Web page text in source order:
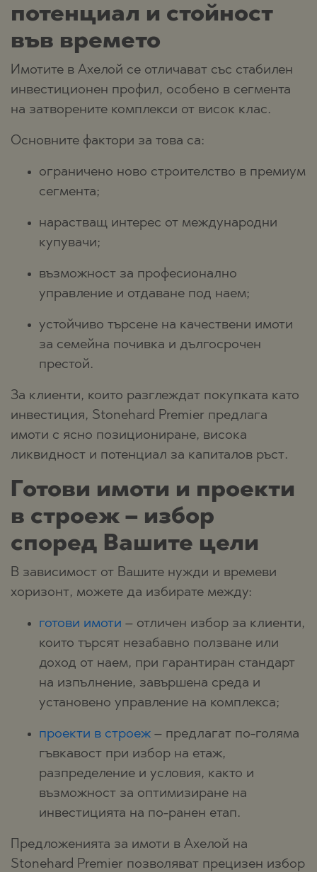
потенциал и стойност
във времето
Имотите в Ахелой се отличават със стабилен
инвестиционен профил, особено в сегмента
на затворените комплекси от висок клас.
Основните фактори за това са:
ограничено ново строителство в премиум
сегмента;
нарастващ интерес от международни
купувачи;
възможност за професионално
управление и отдаване под наем;
устойчиво търсене на качествени имоти
за семейна почивка и дългосрочен
престой.
За клиенти, които разглеждат покупката като
инвестиция, Stonehard Premier предлага
имоти с ясно позициониране, висока
ликвидност и потенциал за капиталов ръст.
Готови имоти и проекти
в строеж – избор
според Вашите цели
В зависимост от Вашите нужди и времеви
хоризонт, можете да избирате между:
готови имоти – отличен избор за клиенти,
които търсят незабавно ползване или
доход от наем, при гарантиран стандарт
на изпълнение, завършена среда и
установено управление на комплекса;
проекти в строеж – предлагат по-голяма
гъвкавост при избор на етаж,
разпределение и условия, както и
възможност за оптимизиране на
инвестицията на по-ранен етап.
Предложенията за имоти в Ахелой на
Stonehard Premier позволяват прецизен избор